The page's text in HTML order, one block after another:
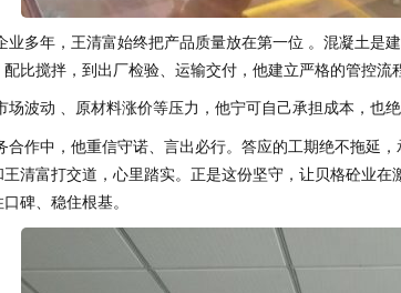
业多年，王清富始终把产品质量放在第一位 。混凝土是
比搅拌，到出厂检验、运输交付，他建立严格的管控流
场波动 、原材料涨价等压力，他宁可自己承担成本，也
合作中，他重信守诺、言出必行。答应的工期绝不拖延
王清富打交道，心里踏实。正是这份坚守，让贝格砼业
碑、稳住根基。